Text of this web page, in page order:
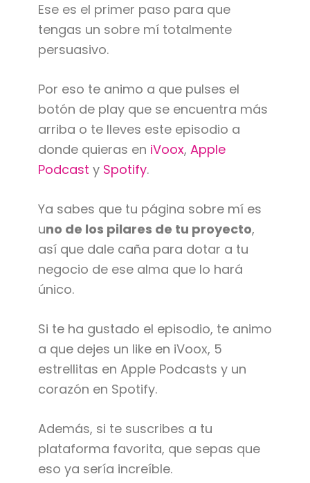
Ese es el primer paso para que
tengas un sobre mí totalmente
persuasivo.
Por eso te animo a que pulses el
botón de play que se encuentra más
arriba o te lleves este episodio a
donde quieras en iVoox, Apple
Podcast y Spotify.
Ya sabes que tu página sobre mí es
uno de los pilares de tu proyecto,
así que dale caña para dotar a tu
negocio de ese alma que lo hará
único.
Si te ha gustado el episodio, te animo
a que dejes un like en iVoox, 5
estrellitas en Apple Podcasts y un
corazón en Spotify.
Además, si te suscribes a tu
plataforma favorita, que sepas que
eso ya sería increíble.